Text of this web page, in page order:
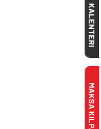
KALENTERI